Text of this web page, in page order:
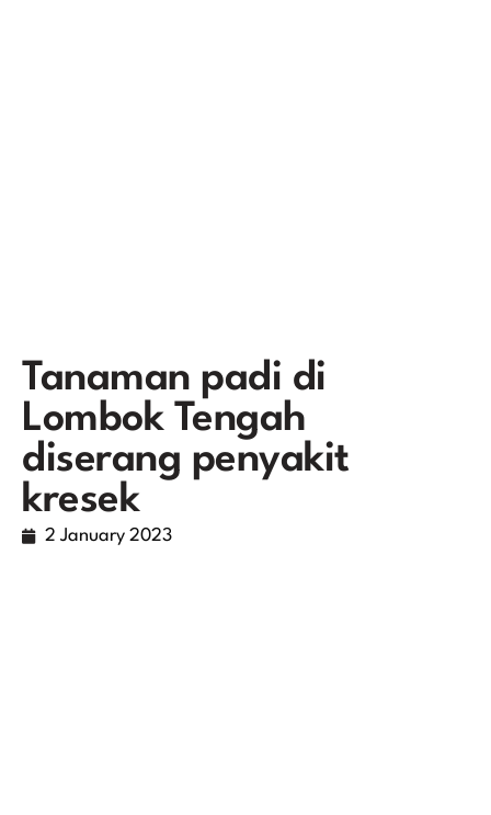
Tanaman padi di
Lombok Tengah
diserang penyakit
kresek
2 January 2023